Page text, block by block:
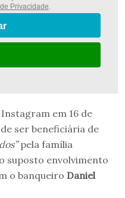
Privacidade
em 16 de
ser beneficiária de
pela família
suposto envolvimento
o banqueiro Daniel